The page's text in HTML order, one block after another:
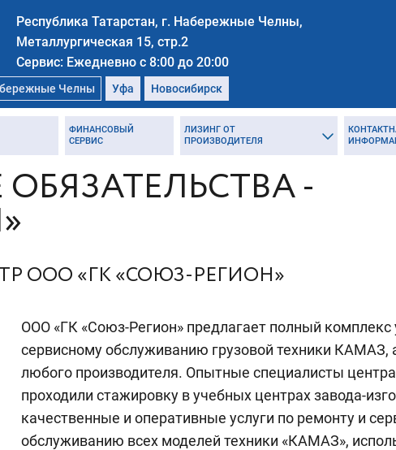
Республика Татарстан, г. Набережные Челны,
Металлургическая 15, стр.2
Сервис: Ежедневно с 8:00 до 20:00
Челны Уфа Новосибирск
ФИНАНСОВЫЙ
СЕРВИС
ЛИЗИНГ ОТ
ПРОИЗВОДИТЕЛЯ
-
ООО «ГК «СОЮЗ-РЕГИОН»
ООО «ГК «Союз-Регион» предлагает полный комплекс
сервисному обслуживанию грузовой техники КАМАЗ,
любого производителя. Опытные специалисты
проходили стажировку в учебных центрах завода-
качественные и оперативные услуги по ремонту и
обслуживанию всех моделей техники «КАМАЗ»,